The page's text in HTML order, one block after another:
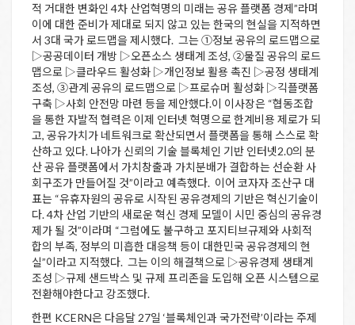
적 거대한 변화인 4차 산업혁명의 미래는 공유 플랫폼 경제”라며
이에 대한 준비가 제대로 되지 않고 있는 한국의 현실을 지적하면
서 3대 국가 로드맵을 제시했다. 그는 ①정보 공유의 로드맵으로
▷공공데이터 개방 ▷오픈소스 생태계 조성, ②물질 공유의 로드
맵으로 ▷클라우드 활성화 ▷개인정보 활용 촉진 ▷공정 생태계
조성, ③관계 공유의 로드맵으로 ▷프로슈머 활성화 ▷긱플랫폼
구축 ▷사회 안전망 마련 등을 제안했다.이 이사장은 “협동조합
을 통한 자발적 협력은 이제 인터넷 혁명으로 한계비용 제로가 되
고, 공유가치가 네트워크로 확산되면서 플랫폼을 통해 스스로 확
산하고 있다. 나아가 신뢰의 기술 블록체인 기반 인터넷2.0의 분
산 공유 플랫폼에서 가치창출과 가치분배가 결합하는 선순환 사
회구조가 만들어질 것”이라고 예측했다. 이어 코자자 조산구 대
표는 “유휴자원의 공유로 시작된 공유경제의 기반은 혁신기술이
다. 4차 산업 기반의 새로운 혁신 경제 모델이 시민 중심의 공유경
제가 될 것”이라며 “그럼에도 불구하고 포지티브규제와 사회적
합의 부족, 정부의 미흡한 대응책 등이 대한민국 공유경제의 현
실”이라고 지적했다. 그는 이의 해결책으로 ▷공유경제 생태계
조성 ▷규제 샌드박스 및 규제 프리존을 도입해 오픈 시스템으로
전환해야한다고 강조했다.
한편 KCERN은 다음달 27일 ‘블록체인과 국가전략’이라는 주제